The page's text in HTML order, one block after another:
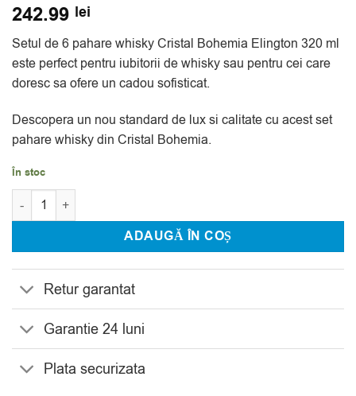
5din 5 pe
singure
242.99 lei
Setul de 6 pahare whisky Cristal Bohemia Elington 320 ml
este perfect pentru iubitorii de whisky sau pentru cei care
doresc sa ofere un cadou sofisticat.
Descopera un nou standard de lux si calitate cu acest set
pahare whisky din Cristal Bohemia.
În stoc
Cantitate Set 6 Pahare Whisky Cristal Bohemia Elington 320 ml
ADAUGĂ ÎN COȘ
Retur garantat
Garantie 24 luni
Plata securizata